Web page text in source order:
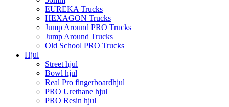
EUREKA Trucks
HEXAGON Trucks
Jump Around PRO Trucks
Jump Around Trucks
Old School PRO Trucks
Hjul
Street hjul
Bowl hjul
Real Pro fingerboardhjul
PRO Urethane hjul
PRO Resin hjul